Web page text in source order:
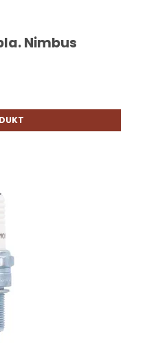
Nimbus